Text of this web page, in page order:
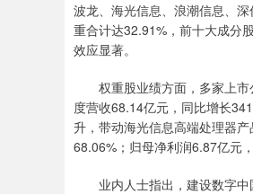
波龙、海光信息、浪潮信息、
重合计达32.91%，前十大成分
效应显著。
权重股业绩方面，多家上市
度营收68.14亿元，同比增长
升，带动海光信息高端处理器
68.06%；归母净利润6.87亿元
业内人士指出，建设数字中